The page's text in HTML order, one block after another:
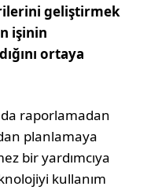
geliştirmek
işinin
ortaya
raporlamadan
planlamaya
bir yardımcıya
kullanım